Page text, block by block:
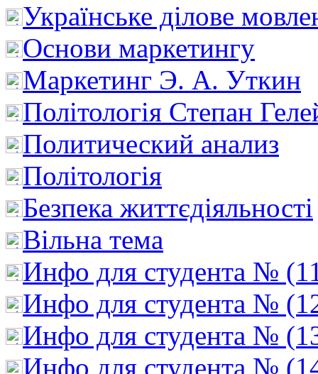
Українське ділове
Основи маркетингу
Маркетинг Э. А. Уткин
Політологія Степан
Политический анализ
Політологія
Безпека життєдіяльності
Вільна тема
Инфо для студента №
Инфо для студента №
Инфо для студента №
Инфо для студента №